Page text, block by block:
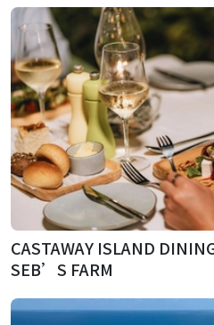
CASTAWAY ISLAND
SEB’S FARM